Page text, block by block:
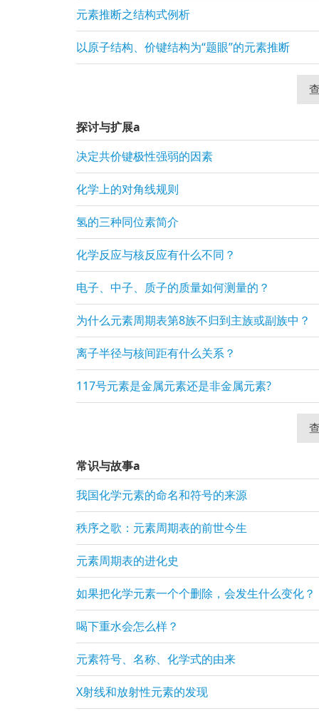
元素推断之结构式例析
以原子结构、价键结构为“题眼”的元素推断
探讨与扩展a
决定共价键极性强弱的因素
化学上的对角线规则
氢的三种同位素简介
化学反应与核反应有什么不同？
电子、中子、质子的质量如何测量的？
为什么元素周期表第8族不归到主族或副族中？
离子半径与核间距有什么关系？
117号元素是金属元素还是非金属元素?
常识与故事a
我国化学元素的命名和符号的来源
秩序之歌：元素周期表的前世今生
元素周期表的进化史
如果把化学元素一个个删除，会发生什么变化？
喝下重水会怎么样？
元素符号、名称、化学式的由来
X射线和放射性元素的发现